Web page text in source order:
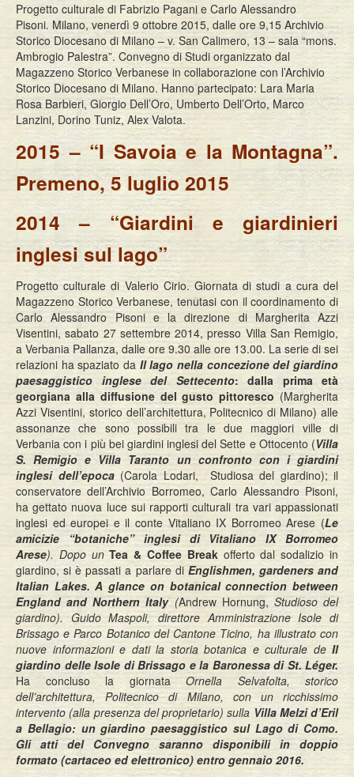
Progetto culturale di Fabrizio Pagani e Carlo Alessandro
Pisoni. Milano, venerdì 9 ottobre 2015, dalle ore 9,15 Archivio
Storico Diocesano di Milano – v. San Calimero, 13 – sala “mons.
Ambrogio Palestra”. Convegno di Studi organizzato dal
Magazzeno Storico Verbanese in collaborazione con l’Archivio
Storico Diocesano di Milano. Hanno partecipato: Lara Maria
Rosa Barbieri, Giorgio Dell’Oro, Umberto Dell’Orto, Marco
Lanzini, Dorino Tuniz, Alex Valota.
2015 – “I Savoia e la Montagna”.
Premeno, 5 luglio 2015
2014 – “Giardini e giardinieri
inglesi sul lago”
Progetto culturale di Valerio Cirio. Giornata di studi a cura del
Magazzeno Storico Verbanese, tenutasi con il coordinamento di
Carlo Alessandro Pisoni e la direzione di Margherita Azzi
Visentini, sabato 27 settembre 2014, presso Villa San Remigio,
a Verbania Pallanza, dalle ore 9.30 alle ore 13.00. La serie di sei
relazioni ha spaziato da Il lago nella concezione del giardino
paesaggistico inglese del Settecento: dalla prima età
georgiana alla diffusione del gusto pittoresco (Margherita
Azzi Visentini, storico dell’architettura, Politecnico di Milano) alle
assonanze che sono possibili tra le due maggiori ville di
Verbania con i più bei giardini inglesi del Sette e Ottocento (Villa
S. Remigio e Villa Taranto un confronto con i giardini
inglesi dell’epoca (Carola Lodari, Studiosa del giardino); il
conservatore dell’Archivio Borromeo, Carlo Alessandro Pisoni,
ha gettato nuova luce sui rapporti culturali tra vari appassionati
inglesi ed europei e il conte Vitaliano IX Borromeo Arese (Le
amicizie “botaniche” inglesi di Vitaliano IX Borromeo
Arese). Dopo unTea & Coffee Breakofferto dal sodalizio in
giardino, si è passati a parlare di Englishmen, gardeners and
Italian Lakes. A glance on botanical connection between
England and Northern Italy (Andrew Hornung,Studioso del
giardino). Guido Maspoli, direttore Amministrazione Isole di
Brissago e Parco Botanico del Cantone Ticino, ha illustrato con
nuove informazioni e dati la storia botanica e culturale de Il
giardino delle Isole di Brissago e la Baronessa di St. Léger.
Ha concluso la giornataOrnella Selvafolta, storico
dell’architettura, Politecnico di Milano, con un ricchissimo
intervento (alla presenza del proprietario) sulla Villa Melzi d’Eril
a Bellagio: un giardino paesaggistico sul Lago di Como.
Gli atti del Convegno saranno disponibili in doppio
formato (cartaceo ed elettronico) entro gennaio 2016.